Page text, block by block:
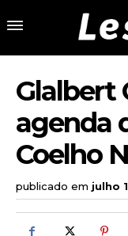
Glalbert
agenda
Coelho
publicado em julho